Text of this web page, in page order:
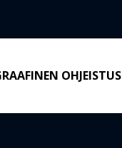
OHJEISTUS